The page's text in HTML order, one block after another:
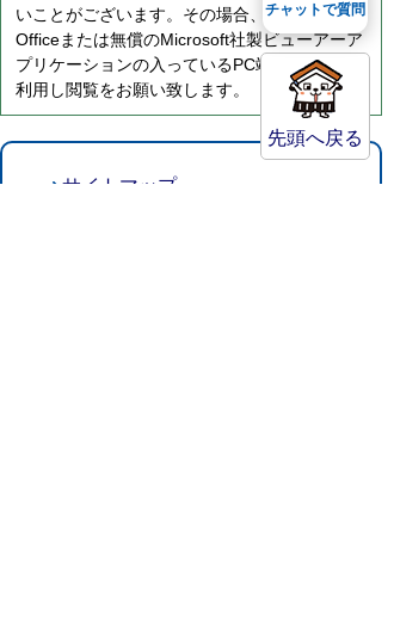
いことがございます。その場合、Microsoft
Officeまたは無償のMicrosoft社製ビューアーア
プリケーションの入っているPC端末などをご
利用し閲覧をお願い致します。
先頭へ戻る
サイトマップ
チャットで質問